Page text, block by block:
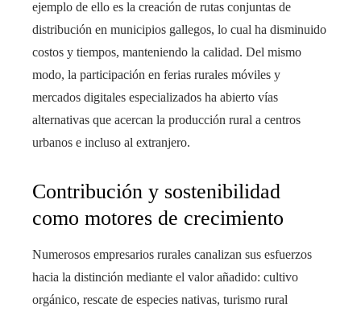
ejemplo de ello es la creación de rutas conjuntas de
distribución en municipios gallegos, lo cual ha disminuido
costos y tiempos, manteniendo la calidad. Del mismo
modo, la participación en ferias rurales móviles y
mercados digitales especializados ha abierto vías
alternativas que acercan la producción rural a centros
urbanos e incluso al extranjero.
Contribución y sostenibilidad
como motores de crecimiento
Numerosos empresarios rurales canalizan sus esfuerzos
hacia la distinción mediante el valor añadido: cultivo
orgánico, rescate de especies nativas, turismo rural